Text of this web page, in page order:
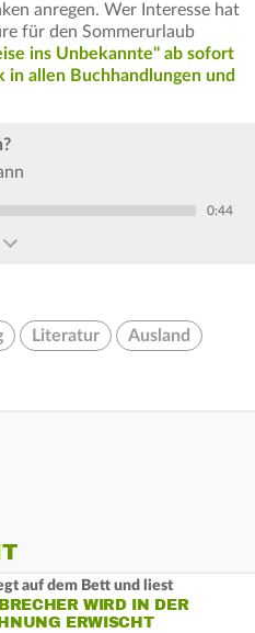
anregen. Wer Interesse hat
für den Sommerurlaub
ins Unbekannte" ab sofort
in allen Buchhandlungen und
0:44
Literatur Ausland
auf dem Bett und liest
WIRD IN DER
ERWISCHT